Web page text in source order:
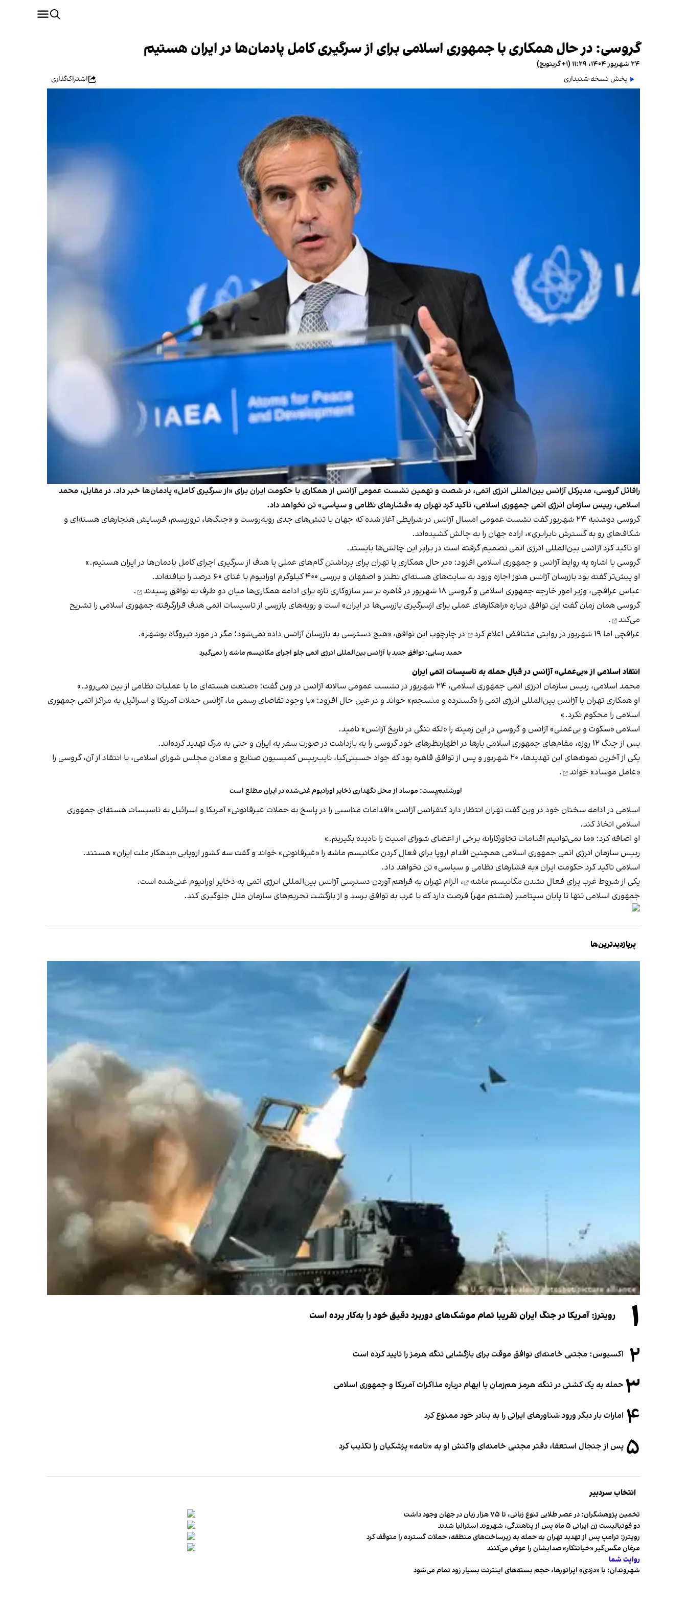
گروسی: در حال همکاری با جمهوری اسلامی برای از سرگیری کامل پادمان‌ها در ایران هستیم
۲۴ شهریور ۱۴۰۴، ۱۱:۲۹ (‎+۱ گرینویچ)
پخش نسخه شنیداری
اشتراک‌گذاری
رافائل گروسی، مدیرکل آژانس بین‌المللی انرژی اتمی، در شصت و نهمین نشست عمومی آژانس از همکاری با حکومت ایران برای «از سرگیری کامل» پادمان‌ها خبر داد. در مقابل، ‌محمد
اسلامی،‌ رییس سازمان انرژی اتمی جمهوری اسلامی، تاکید کرد تهران به «فشارهای نظامی و سیاسی» تن نخواهد داد.
گروسی دوشنبه ۲۴ شهریور گفت نشست عمومی امسال آژانس در شرایطی آغاز شده که جهان با تنش‌های جدی روبه‌روست و «جنگ‌ها، تروریسم، فرسایش هنجارهای هسته‌ای و
شکاف‌های رو به گسترش نابرابری»، اراده جهان را به چالش کشیده‌اند.
او تاکید کرد آژانس بین‌المللی انرژی اتمی تصمیم گرفته است در برابر این چالش‌ها بایستد.
گروسی با اشاره به روابط آژانس و جمهوری اسلامی افزود: «در حال همکاری با تهران برای برداشتن گام‌های عملی با هدف از سرگیری اجرای کامل پادمان‌ها در ایران هستیم.»
او پیش‌تر گفته بود بازرسان آژانس هنوز اجازه ورود به سایت‌های هسته‌ای نطنز و اصفهان و بررسی ۴۰۰ کیلوگرم اورانیوم با غنای ۶۰ درصد را نیافته‌اند.
عباس عراقچی، وزیر امور خارجه جمهوری اسلامی و گروسی ۱۸ شهریور در قاهره بر سر سازوکاری تازه برای ادامه همکاری‌ها میان دو طرف
به توافق رسیدند
.
گروسی همان زمان گفت این توافق درباره «راهکارهای عملی برای ازسرگیری بازرسی‌ها در ایران» است و رویه‌های بازرسی از تاسیسات اتمی هدف قرارگرفته جمهوری اسلامی را تشریح
می‌کند
.
عراقچی اما ۱۹ شهریور در روایتی متناقض
اعلام کرد در چارچوب این توافق، «هیچ دسترسی به بازرسان آژانس داده نمی‌شود؛ مگر در مورد نیروگاه بوشهر».
حمید رسایی: توافق جدید با آژانس بین‌المللی انرژی اتمی جلو اجرای مکانیسم ماشه را نمی‌گیرد
انتقاد اسلامی از«بی‌عملی» آژانس در قبال حمله به تاسیسات اتمی ایران
محمد اسلامی، رییس سازمان انرژی اتمی جمهوری اسلامی، ۲۴ شهریور در نشست عمومی سالانه آژانس در وین گفت: «صنعت هسته‌ای ما با عملیات نظامی از بین نمی‌رود.»
او همکاری تهران با آژانس بین‌المللی انرژی اتمی را «گسترده و منسجم» خواند و در عین‌ حال افزود: «با وجود تقاضای رسمی ما،‌ آژانس حملات آمریکا و اسرائیل به مراکز اتمی جمهوری
اسلامی را محکوم نکرد.»
اسلامی «سکوت و بی‌عملی» آژانس و گروسی در این زمینه را «لکه ننگی در تاریخ آژانس» نامید.
پس از جنگ ۱۲ روزه، مقام‌های جمهوری اسلامی بارها در اظهارنظرهای خود گروسی را به بازداشت در صورت سفر به ایران و حتی به مرگ تهدید کرده‌اند.
یکی از آخرین نمونه‌های این تهدیدها، ۲۰ شهریور و پس از توافق قاهره بود که جواد حسینی‌کیا، نایب‌رییس کمیسیون صنایع و معادن مجلس شورای اسلامی، با انتقاد از آن،
گروسی را
«عامل موساد» خواند
.
اورشلیم‌پست: موساد از محل نگهداری ذخایر اورانیوم غنی‌شده در ایران مطلع است
اسلامی در ادامه سخنان خود در وین گفت تهران انتظار دارد کنفرانس آژانس «اقدامات مناسبی را در پاسخ به حملات غیرقانونی» آمریکا و اسرائیل به تاسیسات هسته‌ای جمهوری
اسلامی اتخاذ کند.
او اضافه کرد: «ما نمی‌توانیم اقدامات تجاوزکارانه برخی از اعضای شورای امنیت را نادیده بگیریم.»
رییس سازمان انرژی اتمی جمهوری اسلامی همچنین اقدام اروپا برای فعال کردن مکانیسم ماشه را «غیرقانونی» خواند و گفت سه کشور اروپایی «بدهکار ملت ایران» هستند.
اسلامی تاکید کرد حکومت ایران «به فشارهای نظامی و سیاسی» تن نخواهد داد.
یکی از شروط غرب برای فعال‌ نشدن مکانیسم ماشه
، الزام تهران به فراهم آوردن دسترسی آژانس بین‌المللی انرژی اتمی به ذخایر اورانیوم غنی‌شده است.
جمهوری اسلامی تنها تا پایان سپتامبر (هشتم مهر) فرصت دارد که با غرب به توافق برسد و از بازگشت تحریم‌های سازمان ملل جلوگیری کند.
پربازدیدترین‌ها
۱ رویترز: آمریکا در جنگ ایران تقریبا تمام موشک‌های دوربرد دقیق خود را به‌کار برده است
۲ اکسیوس: مجتبی خامنه‌ای توافق موقت برای بازگشایی تنگه هرمز را تایید کرده است
۳ حمله به یک کشتی در تنگه هرمز هم‌زمان با ابهام درباره مذاکرات آمریکا و جمهوری اسلامی
۴ امارات بار دیگر ورود شناورهای ایرانی را به بنادر خود ممنوع کرد
۵ پس از جنجال استعفا، دفتر مجتبی خامنه‌ای واکنش او به «نامه» پزشکیان را تکذیب کرد
انتخاب سردبیر
تخمین پژوهشگران: در عصر طلایی تنوع زبانی، تا ۷۵ هزار زبان در جهان وجود داشت
دو فوتبالیست زن ایرانی ۵ ماه پس از پناهندگی، شهروند استرالیا شدند
رویترز: ترامپ پس از تهدید تهران به حمله به زیرساخت‌های منطقه، حملات گسترده را متوقف کرد
مرغان مگس‌گیر «خیانتکار» صدایشان را عوض می‌کنند
روایت شما
شهروندان:‌ با «دزدی» اپراتورها، حجم بسته‌های اینترنت بسیار زود تمام می‌شود